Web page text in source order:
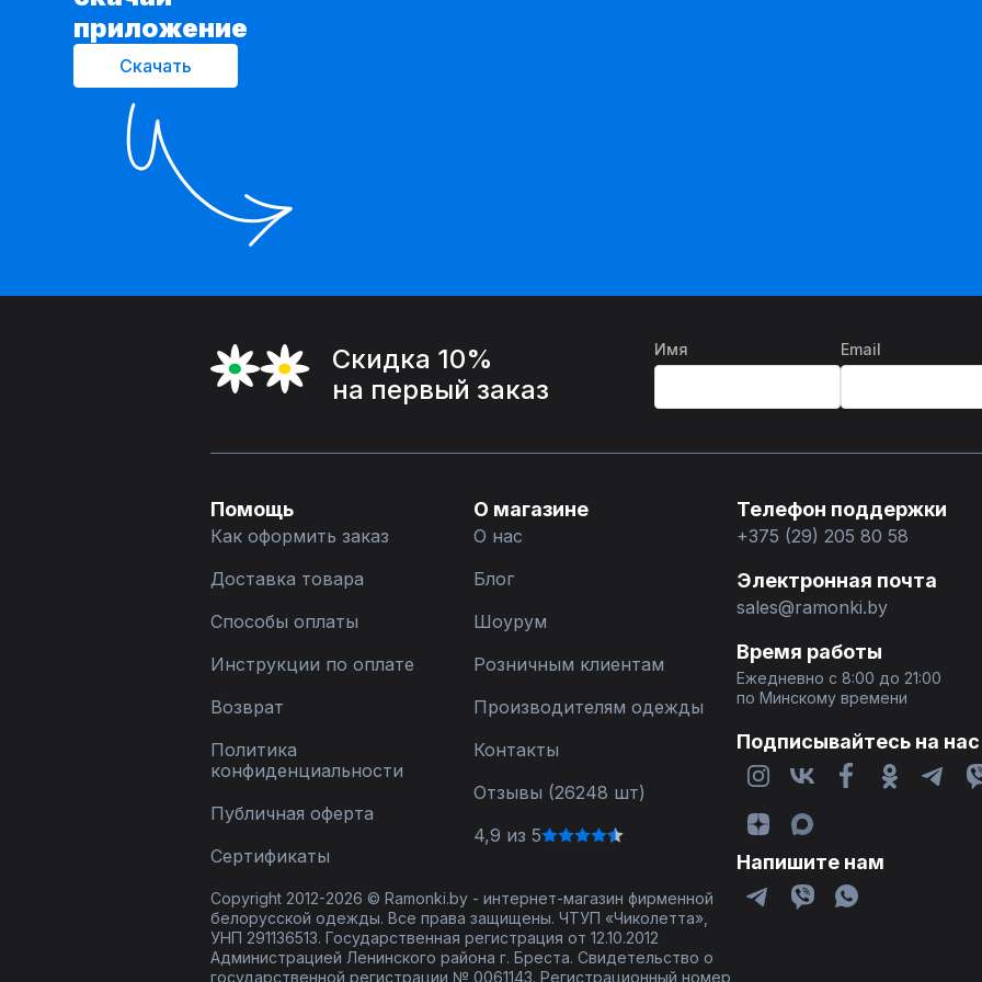
приложение
Скачать
Скидка 10%
на первый заказ
Имя Email
Помощь
Как оформить заказ
Доставка товара
Способы оплаты
Инструкции по оплате
Возврат
Политика
конфиденциальности
Публичная оферта
Сертификаты
О магазине
О нас
Блог
Шоурум
Розничным клиентам
Производителям одежды
Контакты
Отзывы (26248 шт)
4,9 из 5
Телефон поддержки
+375 (29) 205 80 58
Электронная почта
sales@ramonki.by
Время работы
Ежедневно с 8:00 до 21:00
по Минскому времени
Подписывайтесь на нас
Напишите нам
Copyright 2012-2026 © Ramonki.by - интернет-магазин фирменной
белорусской одежды. Все права защищены. ЧТУП «Чиколетта»,
УНП 291136513. Государственная регистрация от 12.10.2012
Администрацией Ленинского района г. Бреста. Свидетельство о
государственной регистрации № 0061143. Регистрационный номер